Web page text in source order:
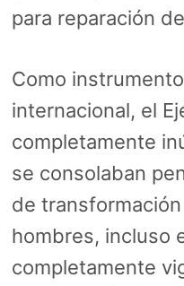
para reparación
Como
internacional, el
completamente
se consolaban
de
hombres, incluso
completamente